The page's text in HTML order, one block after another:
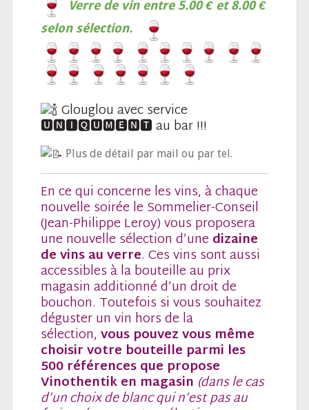
Verredevin entre 5.00 € et 8.00 €
selon sélection.
Glouglou avec service
🆄🅽🅸🆀🆄🅼🅴🅽🆃 au bar !!!
Plus de détail par mail ou par tel.
En ce qui concerne les vins, à chaque
nouvelle soirée le Sommelier-Conseil
(Jean-Philippe Leroy) vous proposera
une nouvelle sélection d’une dizaine
de vins au verre. Ces vins sont aussi
accessibles à la bouteille au prix
magasin additionné d’un droit de
bouchon. Toutefois si vous souhaitez
déguster un vin hors de la
sélection,vous pouvez vous même
choisir votre bouteille parmi les
500 références que propose
Vinothentik en magasin (dans le cas
d’un choix de blanc qui n’est pas au